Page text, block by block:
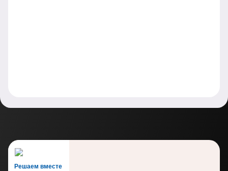
Решаем вместе